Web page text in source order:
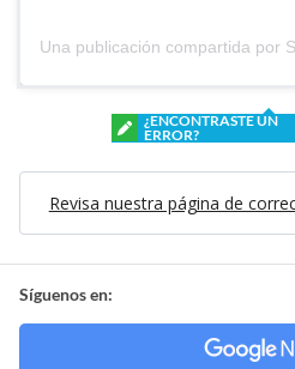
¿ENCONTRASTE UN
ERROR?
Revisa nuestra página de
Síguenos en: